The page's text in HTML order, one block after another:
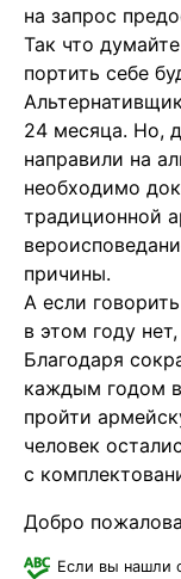
на запрос
Так что
портить себе
24 месяца. Но,
направили на
необходимо
традиционной
причины.
А если
в этом году
Благодаря
каждым годом
пройти
человек
с
Добро
Если вы нашли